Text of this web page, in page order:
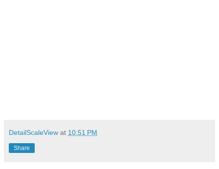
DetailScaleView at 10:51 PM
Share